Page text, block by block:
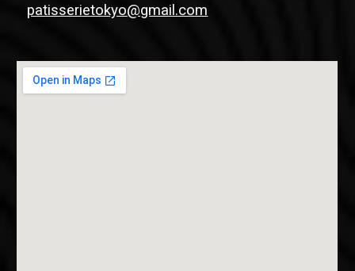
patisserietokyo@gmail.com